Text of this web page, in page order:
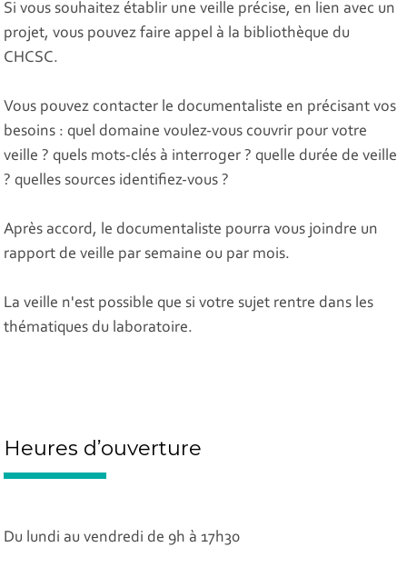
Si vous souhaitez établir une veille précise, en lien avec un
projet, vous pouvez faire appel à la bibliothèque du
CHCSC.
Vous pouvez contacter le documentaliste en précisant vos
besoins : quel domaine voulez-vous couvrir pour votre
veille ? quels mots-clés à interroger ? quelle durée de veille
? quelles sources identifiez-vous ?
Après accord, le documentaliste pourra vous joindre un
rapport de veille par semaine ou par mois.
La veille n'est possible que si votre sujet rentre dans les
thématiques du laboratoire.
Heures d’ouverture
Du lundi au vendredi de 9h à 17h30